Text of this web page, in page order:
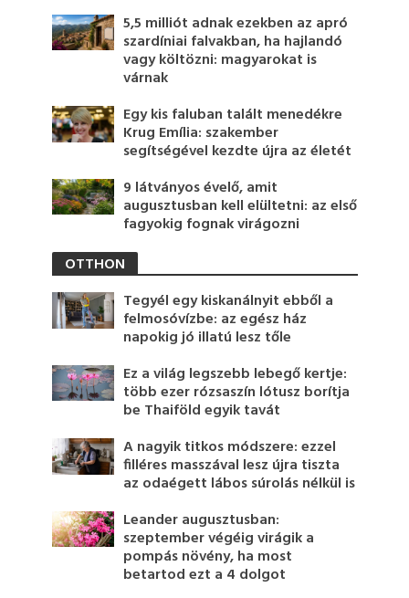
5,5 milliót adnak ezekben az apró
szardíniai falvakban, ha hajlandó
vagy költözni: magyarokat is
várnak
Egy kis faluban talált menedékre
Krug Emília: szakember
segítségével kezdte újra az életét
9 látványos évelő, amit
augusztusban kell elültetni: az első
fagyokig fognak virágozni
OTTHON
Tegyél egy kiskanálnyit ebből a
felmosóvízbe: az egész ház
napokig jó illatú lesz tőle
Ez a világ legszebb lebegő kertje:
több ezer rózsaszín lótusz borítja
be Thaiföld egyik tavát
A nagyik titkos módszere: ezzel
filléres masszával lesz újra tiszta
az odaégett lábos súrolás nélkül is
Leander augusztusban:
szeptember végéig virágik a
pompás növény, ha most
betartod ezt a 4 dolgot